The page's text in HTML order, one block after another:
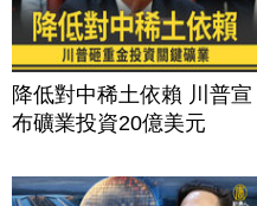
降低對中稀土依賴 川普宣
布礦業投資20億美元